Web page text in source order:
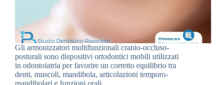
Gli armonizzatori multifunzionali cranio-occluso-
posturali sono dispositivi ortodontici mobili utilizzati
in odontoiatria per favorire un corretto equilibrio tra
denti, muscoli, mandibola, articolazioni temporo-
mandibolari e funzioni orali.